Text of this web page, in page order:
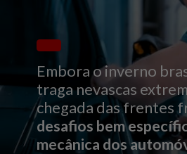
Embora o inverno
traga nevascas
chegada das frentes
desafios bem
mecânica dos